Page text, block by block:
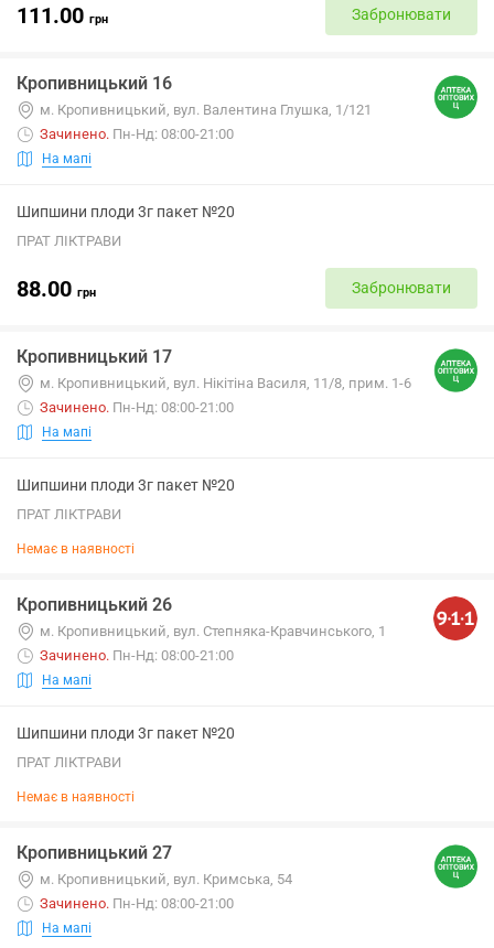
111.00 грн Забронювати
Кропивницький 16
м. Кропивницький, вул. Валентина Глушка, 1/121
Зачинено. Пн-Нд: 08:00-21:00
На мапі
Шипшини плоди 3г пакет №20
ПРАТ ЛІКТРАВИ
88.00 грн Забронювати
Кропивницький 17
м. Кропивницький, вул. Нікітіна Василя, 11/8, прим. 1-6
Зачинено. Пн-Нд: 08:00-21:00
На мапі
Шипшини плоди 3г пакет №20
ПРАТ ЛІКТРАВИ
Немає в наявності
Кропивницький 26
м. Кропивницький, вул. Степняка-Кравчинського, 1
Зачинено. Пн-Нд: 08:00-21:00
На мапі
Шипшини плоди 3г пакет №20
ПРАТ ЛІКТРАВИ
Немає в наявності
Кропивницький 27
м. Кропивницький, вул. Кримська, 54
Зачинено. Пн-Нд: 08:00-21:00
На мапі